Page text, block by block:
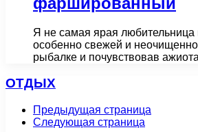
Я не самая ярая любительница
особенно свежей и
рыбалке и почувствовав
ОТДЫХ
Предыдущая страница
Следующая страница